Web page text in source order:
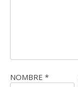
NOMBRE *